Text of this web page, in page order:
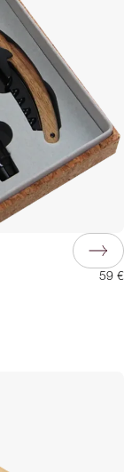
59 €